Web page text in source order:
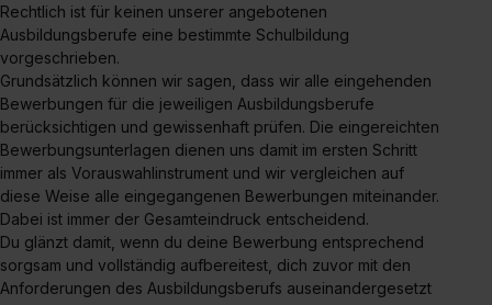
angemessenes Datenschutzniveau (EuGH – Schrems
II). Du kannst die von dir erteilte Einwilligung jederzeit mit
Wirkung für die Zukunft ganz oder teilweise über unsere
Datenschutzerklärung unter dem Punkt „Datenschutz-
Einstellungen“ widerrufen. Weitere Informationen zu den
einzelnen Cookies findest du durch Klick auf „Details
zeigen“. Weitere Informationen:Datenschutzerklärung
Impressum.
Rechtlich ist für keinen unserer angebotenen
Ausbildungsberufe eine bestimmte Schulbildung
vorgeschrieben.
Grundsätzlich können wir sagen, dass wir alle eingehenden
Bewerbungen für die jeweiligen Ausbildungsberufe
berücksichtigen und gewissenhaft prüfen. Die eingereichten
Bewerbungsunterlagen dienen uns damit im ersten Schritt
immer als Vorauswahlinstrument und wir vergleichen auf
diese Weise alle eingegangenen Bewerbungen miteinander.
Dabei ist immer der Gesamteindruck entscheidend.
Du glänzt damit, wenn du deine Bewerbung entsprechend
sorgsam und vollständig aufbereitest, dich zuvor mit den
Anforderungen des Ausbildungsberufs auseinandergesetzt